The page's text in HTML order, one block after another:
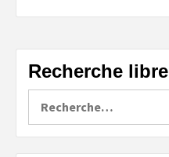
Recherche libre